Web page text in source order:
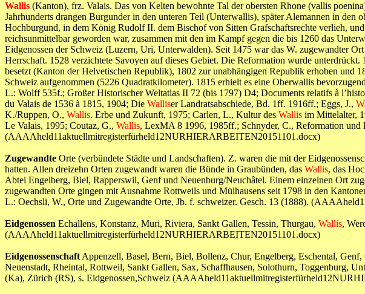
Wallis (Kanton), frz. Valais. Das von Kelten bewohnte Tal der obersten Rhone (vallis
Jahrhunderts drangen Burgunder in den unteren Teil (Unterwallis), später Alemannen in
Hochburgund, in dem König Rudolf II. dem Bischof von Sitten Grafschaftsrechte verlieh,
reichsunmittelbar geworden war, zusammen mit den im Kampf gegen die bis 1260 das
Eidgenossen der Schweiz (Luzern, Uri, Unterwalden). Seit 1475 war das W. zugewandter
Herrschaft. 1528 verzichtete Savoyen auf dieses Gebiet. Die Reformation wurde
besetzt (Kanton der Helvetischen Republik), 1802 zur unabhängigen Republik erhoben
Schweiz aufgenommen (5226 Quadratkilometer). 1815 erhielt es eine Oberwallis
L.: Wolff 535f.; Großer Historischer Weltatlas II 72 (bis 1797) D4; Documents relatifs à
du Valais de 1536 à 1815, 1904; Die Walliser Landratsabschiede, Bd. 1ff. 1916ff.; Eggs, J.,
K./Ruppen, O., Wallis. Erbe und Zukunft, 1975; Carlen, L., Kultur des Wallis im Mittelalter,
Le Valais, 1995; Coutaz, G., Wallis, LexMA 8 1996, 1985ff.; Schnyder, C., Reformation und
(AAAAheld11aktuellmitregisterfürheld12NURHIERARBEITEN20151101.docx)
Zugewandte Orte (verbündete Städte und Landschaften). Z. waren die mit der
hatten. Allen dreizehn Orten zugewandt waren die Bünde in Graubünden, das Wallis, das
Abtei Engelberg, Biel, Rapperswil, Genf und Neuenburg/Neuchâtel. Einem einzelnen Ort
zugewandten Orte gingen mit Ausnahme Rottweils und Mülhausens seit 1798 in den
L.: Oechsli, W., Orte und Zugewandte Orte, Jb. f. schweizer. Gesch. 13 (1888).
Eidgenossen Echallens, Konstanz, Muri, Riviera, Sankt Gallen, Tessin, Thurgau, Wallis,
(AAAAheld11aktuellmitregisterfürheld12NURHIERARBEITEN20151101.docx)
Eidgenossenschaft Appenzell, Basel, Bern, Biel, Bollenz, Chur, Engelberg, Eschental,
Neuenstadt, Rheintal, Rottweil, Sankt Gallen, Sax, Schaffhausen, Solothurn, Toggenburg,
(Ka), Zürich (RS), s. Eidgenossen,Schweiz